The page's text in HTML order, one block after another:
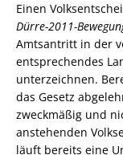
Einen
Dürre-2011-
Amtsantritt in der
entsprechendes
unterzeichnen.
das Gesetz
zweckmäßig und
anstehenden
läuft bereits eine